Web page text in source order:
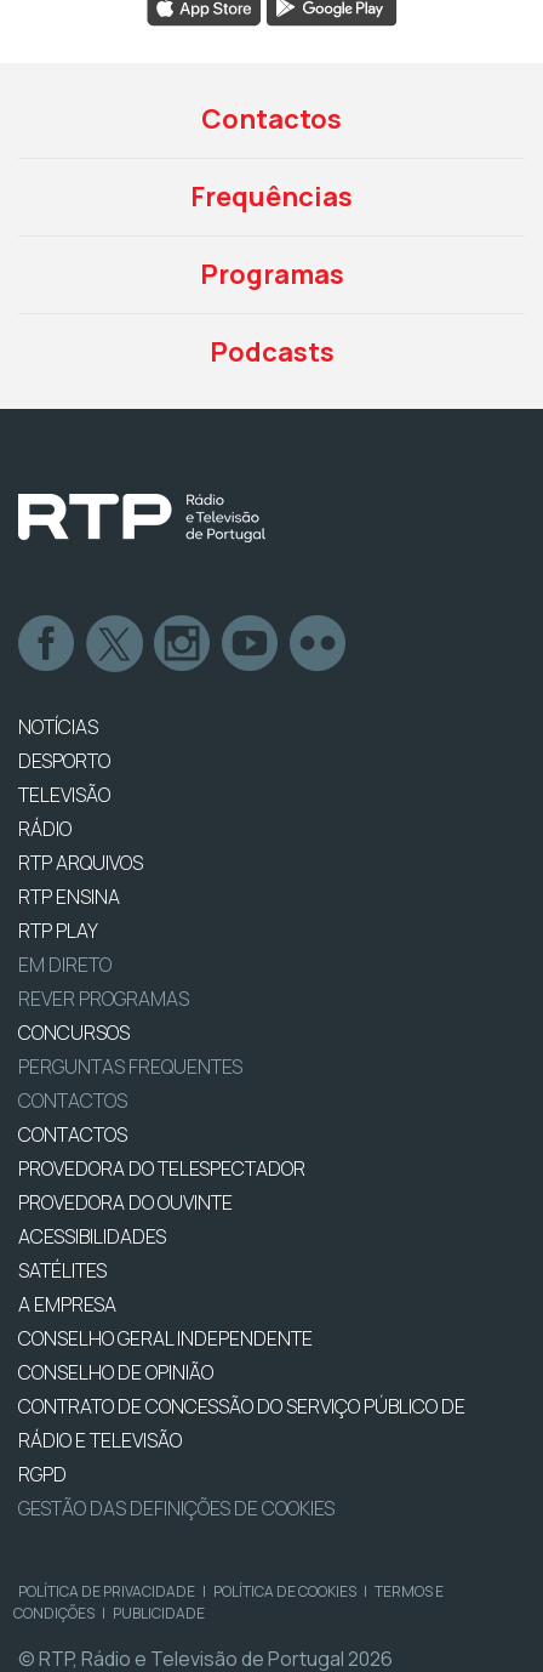
Contactos
Frequências
Programas
Podcasts
NOTÍCIAS
DESPORTO
TELEVISÃO
RÁDIO
RTP ARQUIVOS
RTP ENSINA
RTP PLAY
EM DIRETO
REVER PROGRAMAS
CONCURSOS
PERGUNTAS FREQUENTES
CONTACTOS
CONTACTOS
PROVEDORA DO TELESPECTADOR
PROVEDORA DO OUVINTE
ACESSIBILIDADES
SATÉLITES
A EMPRESA
CONSELHO GERAL INDEPENDENTE
CONSELHO DE OPINIÃO
CONTRATO DE CONCESSÃO DO SERVIÇO PÚBLICO DE
RÁDIO E TELEVISÃO
RGPD
GESTÃO DAS DEFINIÇÕES DE COOKIES
POLÍTICA DE PRIVACIDADE | POLÍTICA DE COOKIES | TERMOS E
CONDIÇÕES | PUBLICIDADE
© RTP, Rádio e Televisão de Portugal 2026